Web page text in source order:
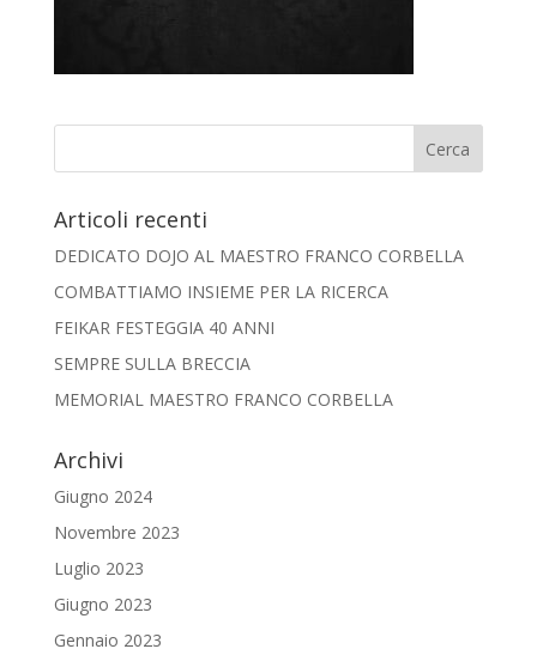
Articoli recenti
DEDICATO DOJO AL MAESTRO FRANCO CORBELLA
COMBATTIAMO INSIEME PER LA RICERCA
FEIKAR FESTEGGIA 40 ANNI
SEMPRE SULLA BRECCIA
MEMORIAL MAESTRO FRANCO CORBELLA
Archivi
Giugno 2024
Novembre 2023
Luglio 2023
Giugno 2023
Gennaio 2023